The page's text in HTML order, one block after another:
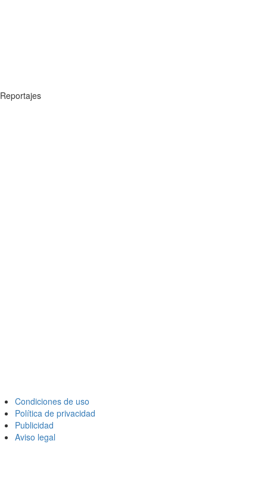
Reportajes
Condiciones de uso
Política de privacidad
Publicidad
Aviso legal